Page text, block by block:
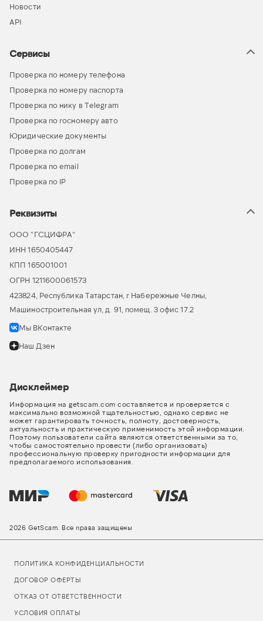
Новости
API
Сервисы
Проверка по номеру телефона
Проверка по номеру паспорта
Проверка по нику в Telegram
Проверка по госномеру авто
Юридические документы
Проверка по долгам
Проверка по email
Проверка по IP
Реквизиты
ООО “ГСЦИФРА”
ИНН 1650405447
КПП 165001001
ОГРН 1211600061573
423824, Республика Татарстан, г Набережные Челны,
Машиностроительная ул, д. 91, помещ. 3 офис 17.2
Мы ВКонтакте
Наш Дзен
Дисклеймер
Информация на getscam.com составляется и проверяется с
максимально возможной тщательностью, однако сервис не
может гарантировать точность, полноту, достоверность,
актуальность и практическую применимость этой информации.
Поэтому пользователи сайта являются ответственными за то,
чтобы самостоятельно провести (либо организовать)
профессиональную проверку пригодности информации для
предполагаемого использования.
2026 GetScam. Все права защищены
ПОЛИТИКА КОНФИДЕНЦИАЛЬНОСТИ
ДОГОВОР ОФЕРТЫ
ОТКАЗ ОТ ОТВЕТСТВЕННОСТИ
УСЛОВИЯ ОПЛАТЫ